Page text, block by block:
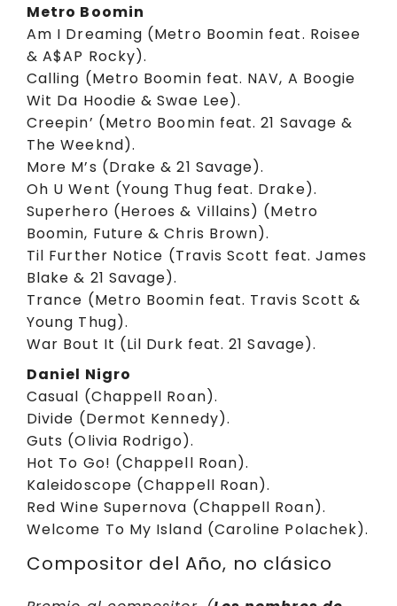
Metro Boomin
Am I Dreaming (Metro Boomin feat. Roisee
& A$AP Rocky).
Calling (Metro Boomin feat. NAV, A Boogie
Wit Da Hoodie & Swae Lee).
Creepin’ (Metro Boomin feat. 21 Savage &
The Weeknd).
More M’s (Drake & 21 Savage).
Oh U Went (Young Thug feat. Drake).
Superhero (Heroes & Villains) (Metro
Boomin, Future & Chris Brown).
Til Further Notice (Travis Scott feat. James
Blake & 21 Savage).
Trance (Metro Boomin feat. Travis Scott &
Young Thug).
War Bout It (Lil Durk feat. 21 Savage).
Daniel Nigro
Casual (Chappell Roan).
Divide (Dermot Kennedy).
Guts (Olivia Rodrigo).
Hot To Go! (Chappell Roan).
Kaleidoscope (Chappell Roan).
Red Wine Supernova (Chappell Roan).
Welcome To My Island (Caroline Polachek).
Compositor del Año, no clásico